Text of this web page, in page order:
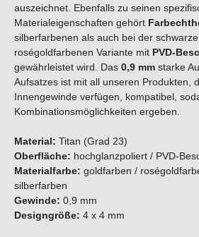
auszeichnet. Ebenfalls zu seinen
Materialeigenschaften gehört
silberfarbenen als auch bei der
roségoldfarbenen Variante mit PVD-
gewährleistet wird. Das 0,9 mm starke
Aufsatzes ist mit all unseren Produkten,
Innengewinde verfügen, kompatibel,
Kombinationsmöglichkeiten ergeben.
Material: Titan (Grad 23)
Oberfläche: hochglanzpoliert / PVD-
Materialfarbe: goldfarben /
silberfarben
Gewinde: 0,9 mm
Designgröße: 4 x 4 mm